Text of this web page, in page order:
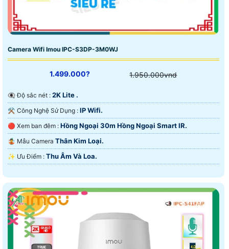
Camera Wifi Imou IPC-S3DP-3M0WJ
1.499.000? 1.950.000vnd
👁️‍🗨 Độ sắc nét : 2K Lite .
⚒ Công Nghệ Sử Dụng : IP Wifi.
🔴 Xem ban đêm : Hồng Ngoại 30m Hồng Ngoại Smart IR.
🤹 Mẫu Camera Thân Kim Loại.
️✨ Ưu Điểm : Thu Âm Và Loa.